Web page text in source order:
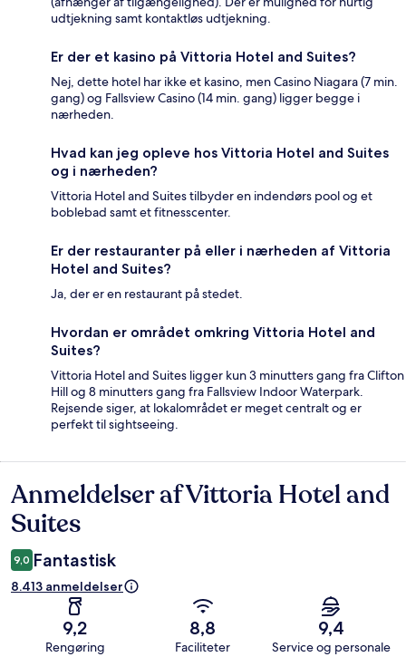
udtjekning samt kontaktløs udtjekning.
Er der et kasino på Vittoria Hotel and Suites?
Nej, dette hotel har ikke et kasino, men Casino Niagara (7 min.
gang) og Fallsview Casino (14 min. gang) ligger begge i
nærheden.
Hvad kan jeg opleve hos Vittoria Hotel and Suites
og i nærheden?
Vittoria Hotel and Suites tilbyder en indendørs pool og et
boblebad samt et fitnesscenter.
Er der restauranter på eller i nærheden af Vittoria
Hotel and Suites?
Ja, der er en restaurant på stedet.
Hvordan er området omkring Vittoria Hotel and
Suites?
Vittoria Hotel and Suites ligger kun 3 minutters gang fra Clifton
Hill og 8 minutters gang fra Fallsview Indoor Waterpark.
Rejsende siger, at lokalområdet er meget centralt og er
perfekt til sightseeing.
Anmeldelser
Anmeldelser af Vittoria Hotel and
Suites
9,0 Fantastisk
8.413 anmeldelser
9,2
Rengøring
8,8
Faciliteter
9,4
Service og personale